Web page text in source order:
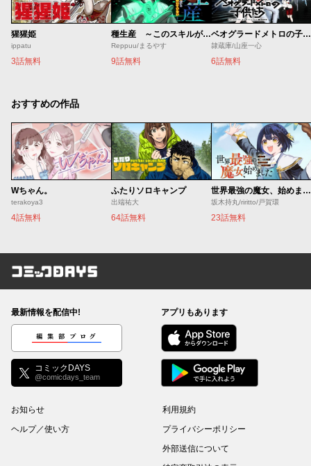
猩猩姫
ippatu
3話無料
種生産 ～このスキルがチートだとまだ誰も気付いていない～
Reppuu/まるやす
9話無料
ベオグラードメトロの子供たち
隷蔵庫/山座一心
6話無料
おすすめの作品
Wちゃん。
terakoya3
4話無料
ふたりソロキャンプ
出端祐大
64話無料
世界最強の魔女、始めました ～私だけ『攻略サイト』を見れる世界で自由に生きます～
坂木持丸/riritto/戸賀環
23話無料
コミックDAYS
最新情報を配信中!
編集部ブログ
コミックDAYS
@comicdays_team
アプリもあります
お知らせ
ヘルプ／使い方
利用規約
プライバシーポリシー
外部送信について